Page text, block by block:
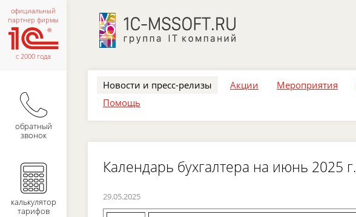
Новости и пресс-релизы Акции Мероприятия
Помощь
Календарь бухгалтера на июнь 2025 г.
29.05.2025
официальный
партнер фирмы
с 2000 года
обратный
звонок
калькулятор
тарифов